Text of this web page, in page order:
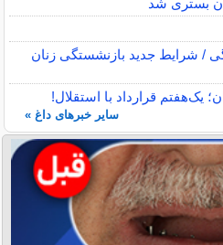
بستری شد
/ شرایط جدید بازنشستگی زنان
یک‌هفتم قرارداد با استقلال!
سایر خبرهای داغ »